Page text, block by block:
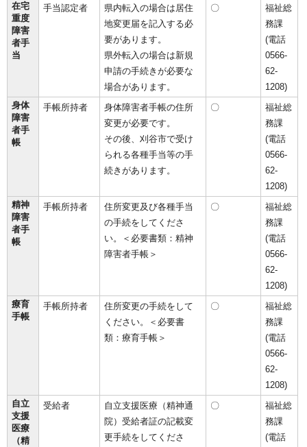
在宅
重度
障害
者手
当
手当認定者
県内転入の場合は居住
地変更届を記入する必
要があります。
県外転入の場合は新規
申請の手続きが必要な
場合があります。
〇
福祉総
務課
(電話
0566-
62-
1208)
身体
障害
者手
帳
手帳所持者
身体障害者手帳の住所
変更が必要です。
その後、刈谷市で受け
られる各種手当等の手
続きがあります。
〇
福祉総
務課
(電話
0566-
62-
1208)
精神
障害
者手
帳
手帳所持者
住所変更及び各種手当
の手続をしてくださ
い。＜必要書類：精神
障害者手帳＞
〇
福祉総
務課
(電話
0566-
62-
1208)
療育
手帳
手帳所持者
住所変更の手続をして
ください。＜必要書
類：療育手帳＞
〇
福祉総
務課
(電話
0566-
62-
1208)
自立
支援
医療
（精
受給者
自立支援医療（精神通
院）受給者証の記載変
更手続をしてくださ
〇
福祉総
務課
(電話